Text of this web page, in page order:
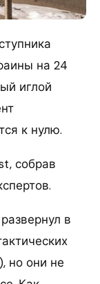
на 24
иглой
к нулю.
собрав
в
но они не